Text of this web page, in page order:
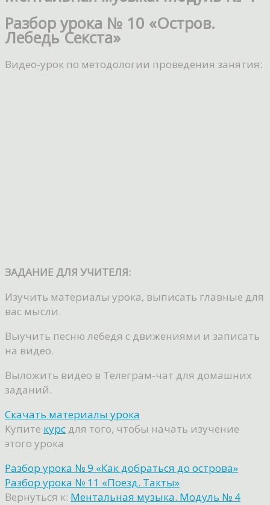
Разбор урока № 10 «Остров.
Лебедь Секста»
Видео-урок по методологии проведения занятия:
ЗАДАНИЕ ДЛЯ УЧИТЕЛЯ:
Изучить материалы урока, выписать главные для
вас мысли.
Выучить песню лебедя с движениями и записать
на видео.
Выложить видео в Телеграм-чат для домашних
заданий.
Скачать материалы урока
Купите курс для того, чтобы начать изучение
этого урока
Разбор урока № 9 «Как добраться до острова»
Разбор урока № 11 «Поезд. Такты»
Вернуться к: Ментальная музыка. Модуль № 4